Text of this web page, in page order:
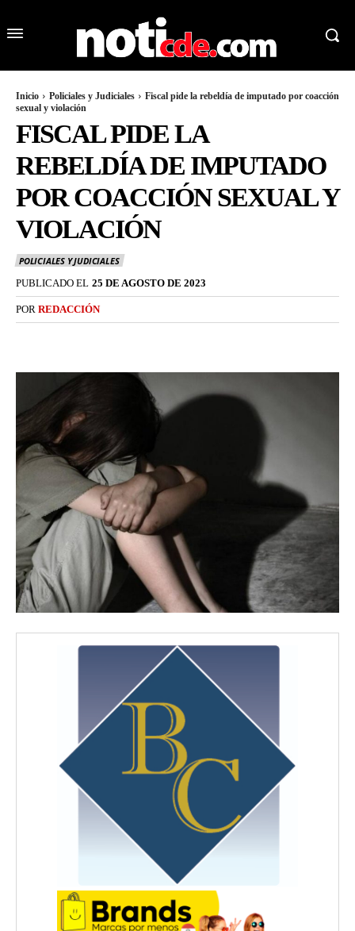
Inicio Policiales y Judiciales
Fiscal pide la rebeldía de imputado por coacción
sexual y violación
FISCAL PIDE LA
REBELDÍA DE IMPUTADO
POR COACCIÓN SEXUAL Y
VIOLACIÓN
POLICIALES Y JUDICIALES
PUBLICADO EL 25 DE AGOSTO DE 2023
POR REDACCIÓN